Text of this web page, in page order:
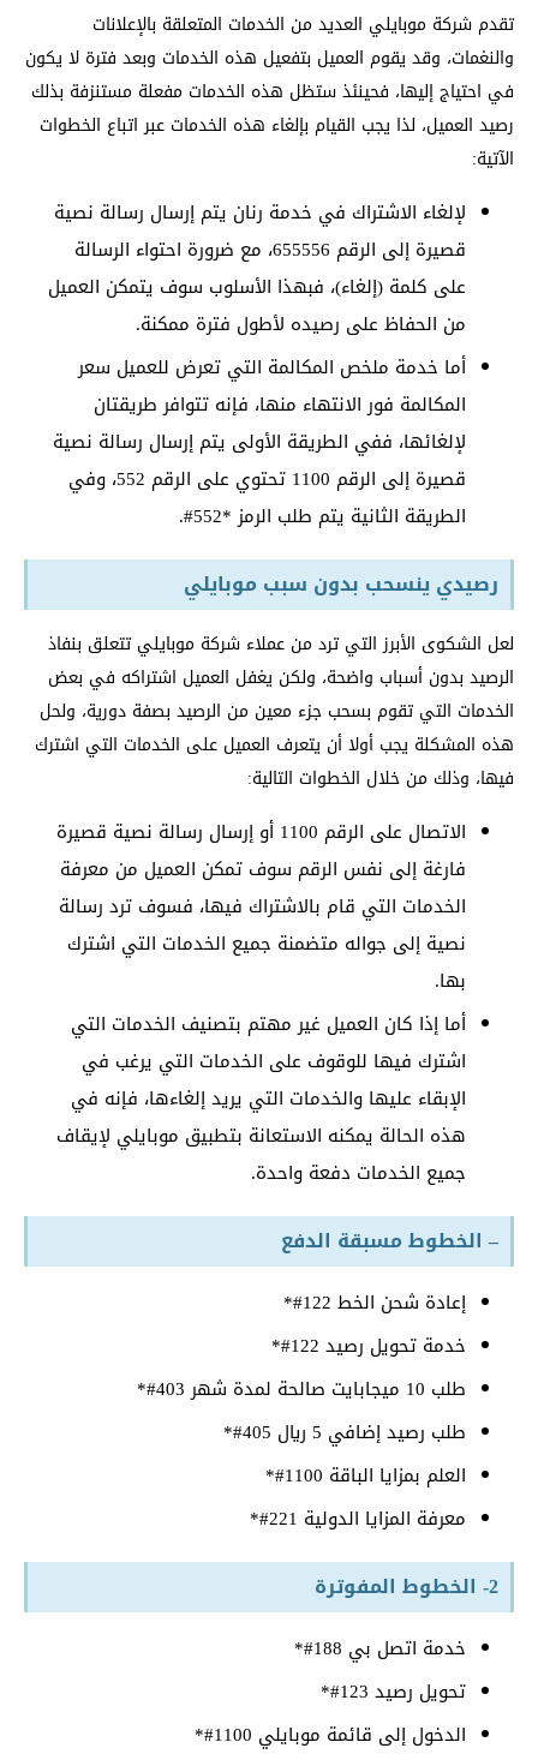
تقدم شركة موبايلي العديد من الخدمات المتعلقة بالإعلانات
والنغمات، وقد يقوم العميل بتفعيل هذه الخدمات وبعد فترة لا يكون
في احتياج إليها، فحينئذ ستظل هذه الخدمات مفعلة مستنزفة بذلك
رصيد العميل، لذا يجب القيام بإلغاء هذه الخدمات عبر اتباع الخطوات
الآتية:
لإلغاء الاشتراك في خدمة رنان يتم إرسال رسالة نصية
قصيرة إلى الرقم 655556، مع ضرورة احتواء الرسالة
على كلمة (إلغاء)، فبهذا الأسلوب سوف يتمكن العميل
من الحفاظ على رصيده لأطول فترة ممكنة.
أما خدمة ملخص المكالمة التي تعرض للعميل سعر
المكالمة فور الانتهاء منها، فإنه تتوافر طريقتان
لإلغائها، ففي الطريقة الأولى يتم إرسال رسالة نصية
قصيرة إلى الرقم 1100 تحتوي على الرقم 552، وفي
الطريقة الثانية يتم طلب الرمز *552#.
رصيدي ينسحب بدون سبب موبايلي
لعل الشكوى الأبرز التي ترد من عملاء شركة موبايلي تتعلق بنفاذ
الرصيد بدون أسباب واضحة، ولكن يغفل العميل اشتراكه في بعض
الخدمات التي تقوم بسحب جزء معين من الرصيد بصفة دورية، ولحل
هذه المشكلة يجب أولا أن يتعرف العميل على الخدمات التي اشترك
فيها، وذلك من خلال الخطوات التالية:
الاتصال على الرقم 1100 أو إرسال رسالة نصية قصيرة
فارغة إلى نفس الرقم سوف تمكن العميل من معرفة
الخدمات التي قام بالاشتراك فيها، فسوف ترد رسالة
نصية إلى جواله متضمنة جميع الخدمات التي اشترك
بها.
أما إذا كان العميل غير مهتم بتصنيف الخدمات التي
اشترك فيها للوقوف على الخدمات التي يرغب في
الإبقاء عليها والخدمات التي يريد إلغاءها، فإنه في
هذه الحالة يمكنه الاستعانة بتطبيق موبايلي لإيقاف
جميع الخدمات دفعة واحدة.
– الخطوط مسبقة الدفع
إعادة شحن الخط 122#*
خدمة تحويل رصيد 122#*
طلب 10 ميجابايت صالحة لمدة شهر 403#*
طلب رصيد إضافي 5 ريال 405#*
العلم بمزايا الباقة 1100#*
معرفة المزايا الدولية 221#*
2- الخطوط المفوترة
خدمة اتصل بي 188#*
تحويل رصيد 123#*
الدخول إلى قائمة موبايلي 1100#*